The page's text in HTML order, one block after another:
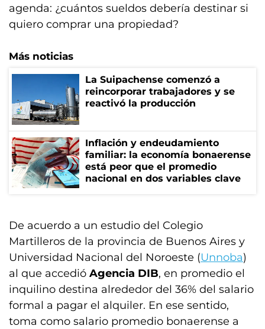
agenda: ¿cuántos sueldos debería destinar si
quiero comprar una propiedad?
Más noticias
La Suipachense comenzó a
reincorporar trabajadores y se
reactivó la producción
Inflación y endeudamiento
familiar: la economía bonaerense
está peor que el promedio
nacional en dos variables clave
De acuerdo a un estudio del Colegio
Martilleros de la provincia de Buenos Aires y
Universidad Nacional del Noroeste (Unnoba)
al que accedió Agencia DIB, en promedio el
inquilino destina alrededor del 36% del salario
formal a pagar el alquiler. En ese sentido,
toma como salario promedio bonaerense a